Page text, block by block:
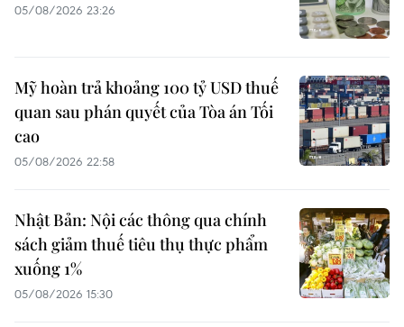
05/08/2026 23:26
Mỹ hoàn trả khoảng 100 tỷ USD thuế
quan sau phán quyết của Tòa án Tối
cao
05/08/2026 22:58
Nhật Bản: Nội các thông qua chính
sách giảm thuế tiêu thụ thực phẩm
xuống 1%
05/08/2026 15:30